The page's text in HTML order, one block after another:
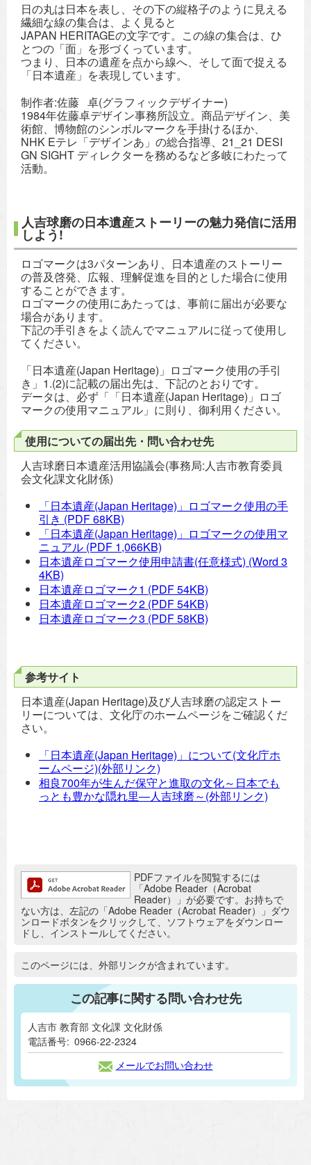
日の丸は日本を表し、その下の縦格子のように見える
繊細な線の集合は、よく見ると
JAPAN HERITAGEの文字です。この線の集合は、ひ
とつの「面」を形づくっています。
つまり、日本の遺産を点から線へ、そして面で捉える
「日本遺産」を表現しています。
制作者:佐藤 卓(グラフィックデザイナー)
1984年佐藤卓デザイン事務所設立。商品デザイン、美
術館、博物館のシンボルマークを手掛けるほか、
NHK Eテレ「デザインあ」の総合指導、21_21 DESI
GN SIGHT ディレクターを務めるなど多岐にわたって
活動。
人吉球磨の日本遺産ストーリーの魅力発信に活用
しよう!
ロゴマークは3パターンあり、日本遺産のストーリー
の普及啓発、広報、理解促進を目的とした場合に使用
することができます。
ロゴマークの使用にあたっては、事前に届出が必要な
場合があります。
下記の手引きをよく読んでマニュアルに従って使用し
てください。
「日本遺産(Japan Heritage)」ロゴマーク使用の手引
き」1.(2)に記載の届出先は、下記のとおりです。
データは、必ず「「日本遺産(Japan Heritage)」ロゴ
マークの使用マニュアル」に則り、御利用ください。
使用についての届出先・問い合わせ先
人吉球磨日本遺産活用協議会(事務局:人吉市教育委員
会文化課文化財係)
「日本遺産(Japan Heritage)」ロゴマーク使用の手
引き (PDF 68KB)
「日本遺産(Japan Heritage)」ロゴマークの使用マ
ニュアル (PDF 1,066KB)
日本遺産ロゴマーク使用申請書(任意様式) (Word 3
4KB)
日本遺産ロゴマーク1 (PDF 54KB)
日本遺産ロゴマーク2 (PDF 54KB)
日本遺産ロゴマーク3 (PDF 58KB)
参考サイト
日本遺産(Japan Heritage)及び人吉球磨の認定ストー
リーについては、文化庁のホームページをご確認くだ
さい。
「日本遺産(Japan Heritage)」について(文化庁ホ
ームページ)(外部リンク)
相良700年が生んだ保守と進取の文化～日本でも
っとも豊かな隠れ里―人吉球磨～(外部リンク)
追加情報：PDFファイルPDFファイルを閲覧するには
「Adobe Reader（Acrobat
Reader）」が必要です。お持ちで
ない方は、左記の「Adobe Reader（Acrobat Reader）」ダウ
ンロードボタンをクリックして、ソフトウェアをダウンロー
ドし、インストールしてください。
追加情報：外部リンク
このページには、外部リンクが含まれています。
この記事に関する問い合わせ先
人吉市 教育部 文化課 文化財係
電話番号: 0966-22-2324
メールでお問い合わせ